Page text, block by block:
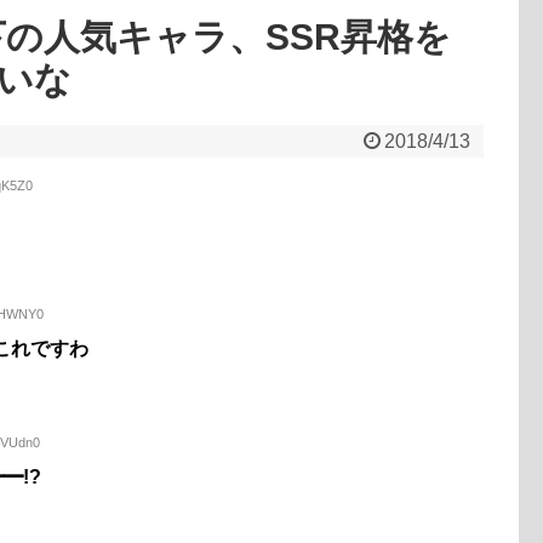
の人気キャラ、SSR昇格を
な
2018/4/13
れですわ